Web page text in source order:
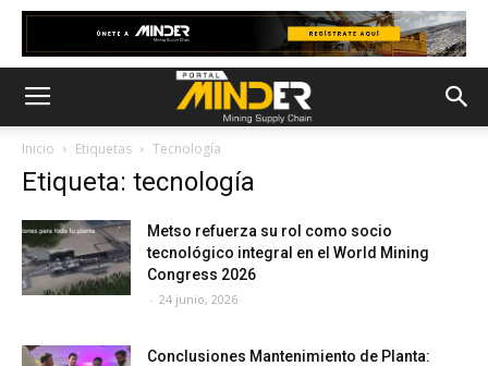
Inicio Etiquetas Tecnología
Etiqueta: tecnología
Metso refuerza su rol como socio
tecnológico integral en el World Mining
Congress 2026
- 24 junio, 2026
Conclusiones Mantenimiento de Planta: